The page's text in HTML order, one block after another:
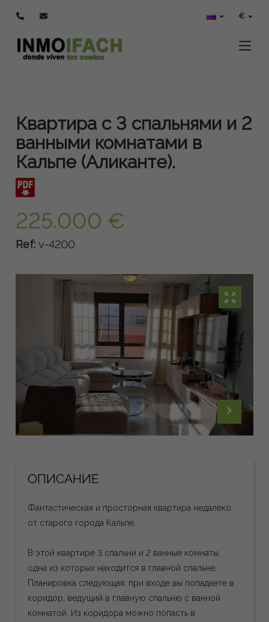
€
Квартира с 3 спальнями и 2
ванными комнатами в
Кальпе (Аликанте).
225.000 €
Ref: v-4200
ОПИСАНИЕ
Фантастическая и просторная квартира недалеко
от старого города Кальпе.
В этой квартире 3 спальни и 2 ванные комнаты,
одна из которых находится в главной спальне.
Планировка следующая: при входе вы попадаете в
коридор, ведущий в главную спальню с ванной
комнатой. Из коридора можно попасть в